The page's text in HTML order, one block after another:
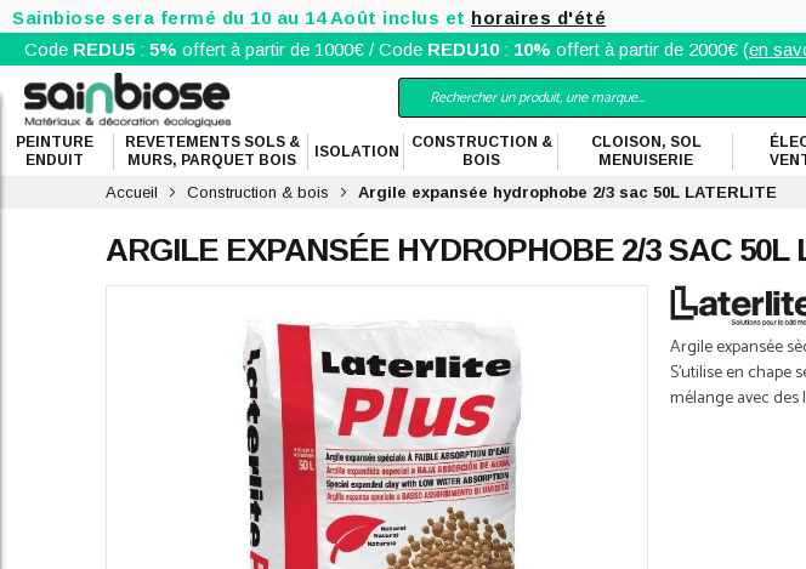
Sainbiose sera fermé du 10 au 14 Août inclus et horaires d'été
Code REDU5 :5% offert à partir de 1000€ / Code REDU10: 10% offert à partir de 2000€ (en
PEINTURE
ENDUIT
REVETEMENTS SOLS &
MURS, PARQUET BOIS
ISOLATION
CONSTRUCTION &
BOIS
CLOISON, SOL
MENUISERIE
Accueil Construction & bois Argile expansée hydrophobe 2/3 sac 50L LATERLITE
ARGILE EXPANSÉE HYDROPHOBE 2/3 SAC 50L
Argile expansée
S'utilise en chape
mélange avec des